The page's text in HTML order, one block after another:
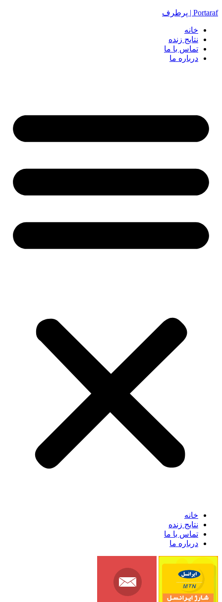
Portaraf | پرطرف
خانه
نتایج زنده
تماس با ما
درباره ما
خانه
نتایج زنده
تماس با ما
درباره ما